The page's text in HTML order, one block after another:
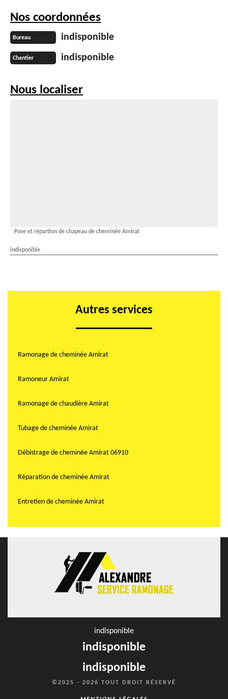
Nos coordonnées
Bureau indisponible
Chantier indisponible
Nous localiser
Pose et répartion de chapeau de cheminée Amirat
indisponible
Autres services
Ramonage de cheminée Amirat
Ramoneur Amirat
Ramonage de chaudière Amirat
Tubage de cheminée Amirat
Débistrage de cheminée Amirat 06910
Réparation de cheminée Amirat
Entretien de cheminée Amirat
indisponible
indisponible
indisponible
©2025 - 2026 TOUT DROIT RÉSERVÉ